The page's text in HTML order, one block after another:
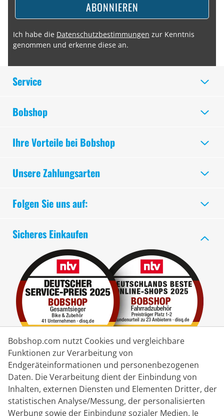
ABONNIEREN
Ich habe die Datenschutzbestimmungen zur Kenntnis
genommen und erkenne diese an.
Service
Bobshop
Ihre Vorteile bei Bobshop
Unsere Zahlungsarten
Kontakt
Folgen Sie uns auf:
Sicheres Einkaufen
Lieferpartner
Bobshop.com nutzt Cookies und vergleichbare
Funktionen zur Verarbeitung von
Endgeräteinformationen und personenbezogenen
Daten. Die Verarbeitung dient der Einbindung von
Inhalten, externen Diensten und Elementen Dritter, der
statistischen Analyse/Messung, der personalisierten
Werbung sowie der Einbindung sozialer Medien. Je